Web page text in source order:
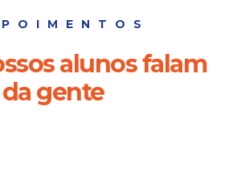
alunos falam
da gente